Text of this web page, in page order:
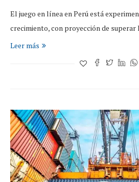
El juego en línea en Perú está
crecimiento, con proyección de
Leer más